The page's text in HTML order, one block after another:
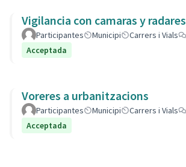
Vigilancia con camaras y radares
Participantes Municipi Carrers i Vials
Acceptada
Voreres a urbanitzacions
Participantes Municipi Carrers i Vials
Acceptada